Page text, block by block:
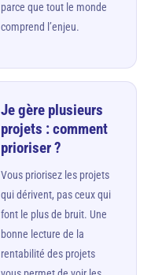
parce que tout le monde
comprend l’enjeu.
Je gère plusieurs
projets : comment
prioriser ?
Vous priorisez les projets
qui dérivent, pas ceux qui
font le plus de bruit. Une
bonne lecture de la
rentabilité des projets